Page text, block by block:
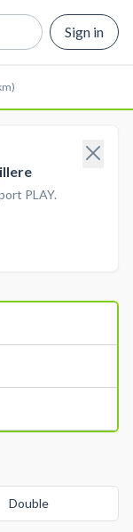
Sign in
PLAY.
Double